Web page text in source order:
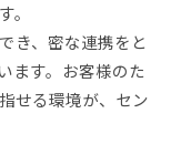
。
き、密な連携をと
ます。お客様のた
せる環境が、セン